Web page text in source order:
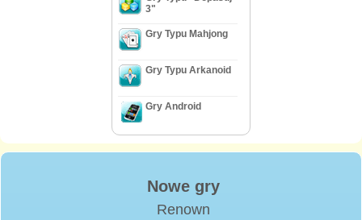
3"
Gry Typu Mahjong
Gry Typu Arkanoid
Gry Android
Nowe gry
Renown